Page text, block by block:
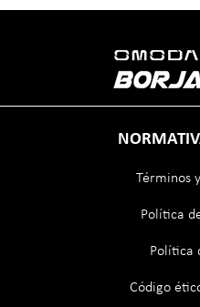
Términos
Política
Política
Código